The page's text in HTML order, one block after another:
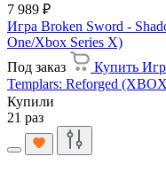
7 989 ₽
Игра Broken Sword -
One/Xbox Series X)
Под заказ
Купить
Templars: Reforged
Купили
21 раз